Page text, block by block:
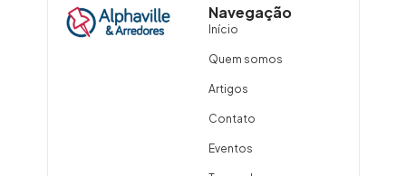
Navegação
Início
Quem somos
Artigos
Contato
Eventos